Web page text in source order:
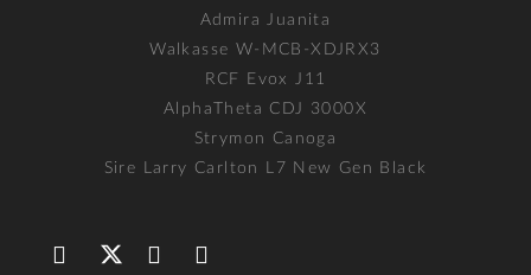
Admira Juanita
Walkasse W-MCB-XDJRX3
RCF Evox J11
AlphaTheta CDJ 3000X
Strymon Canoga
Sire Larry Carlton L7 New Gen Black